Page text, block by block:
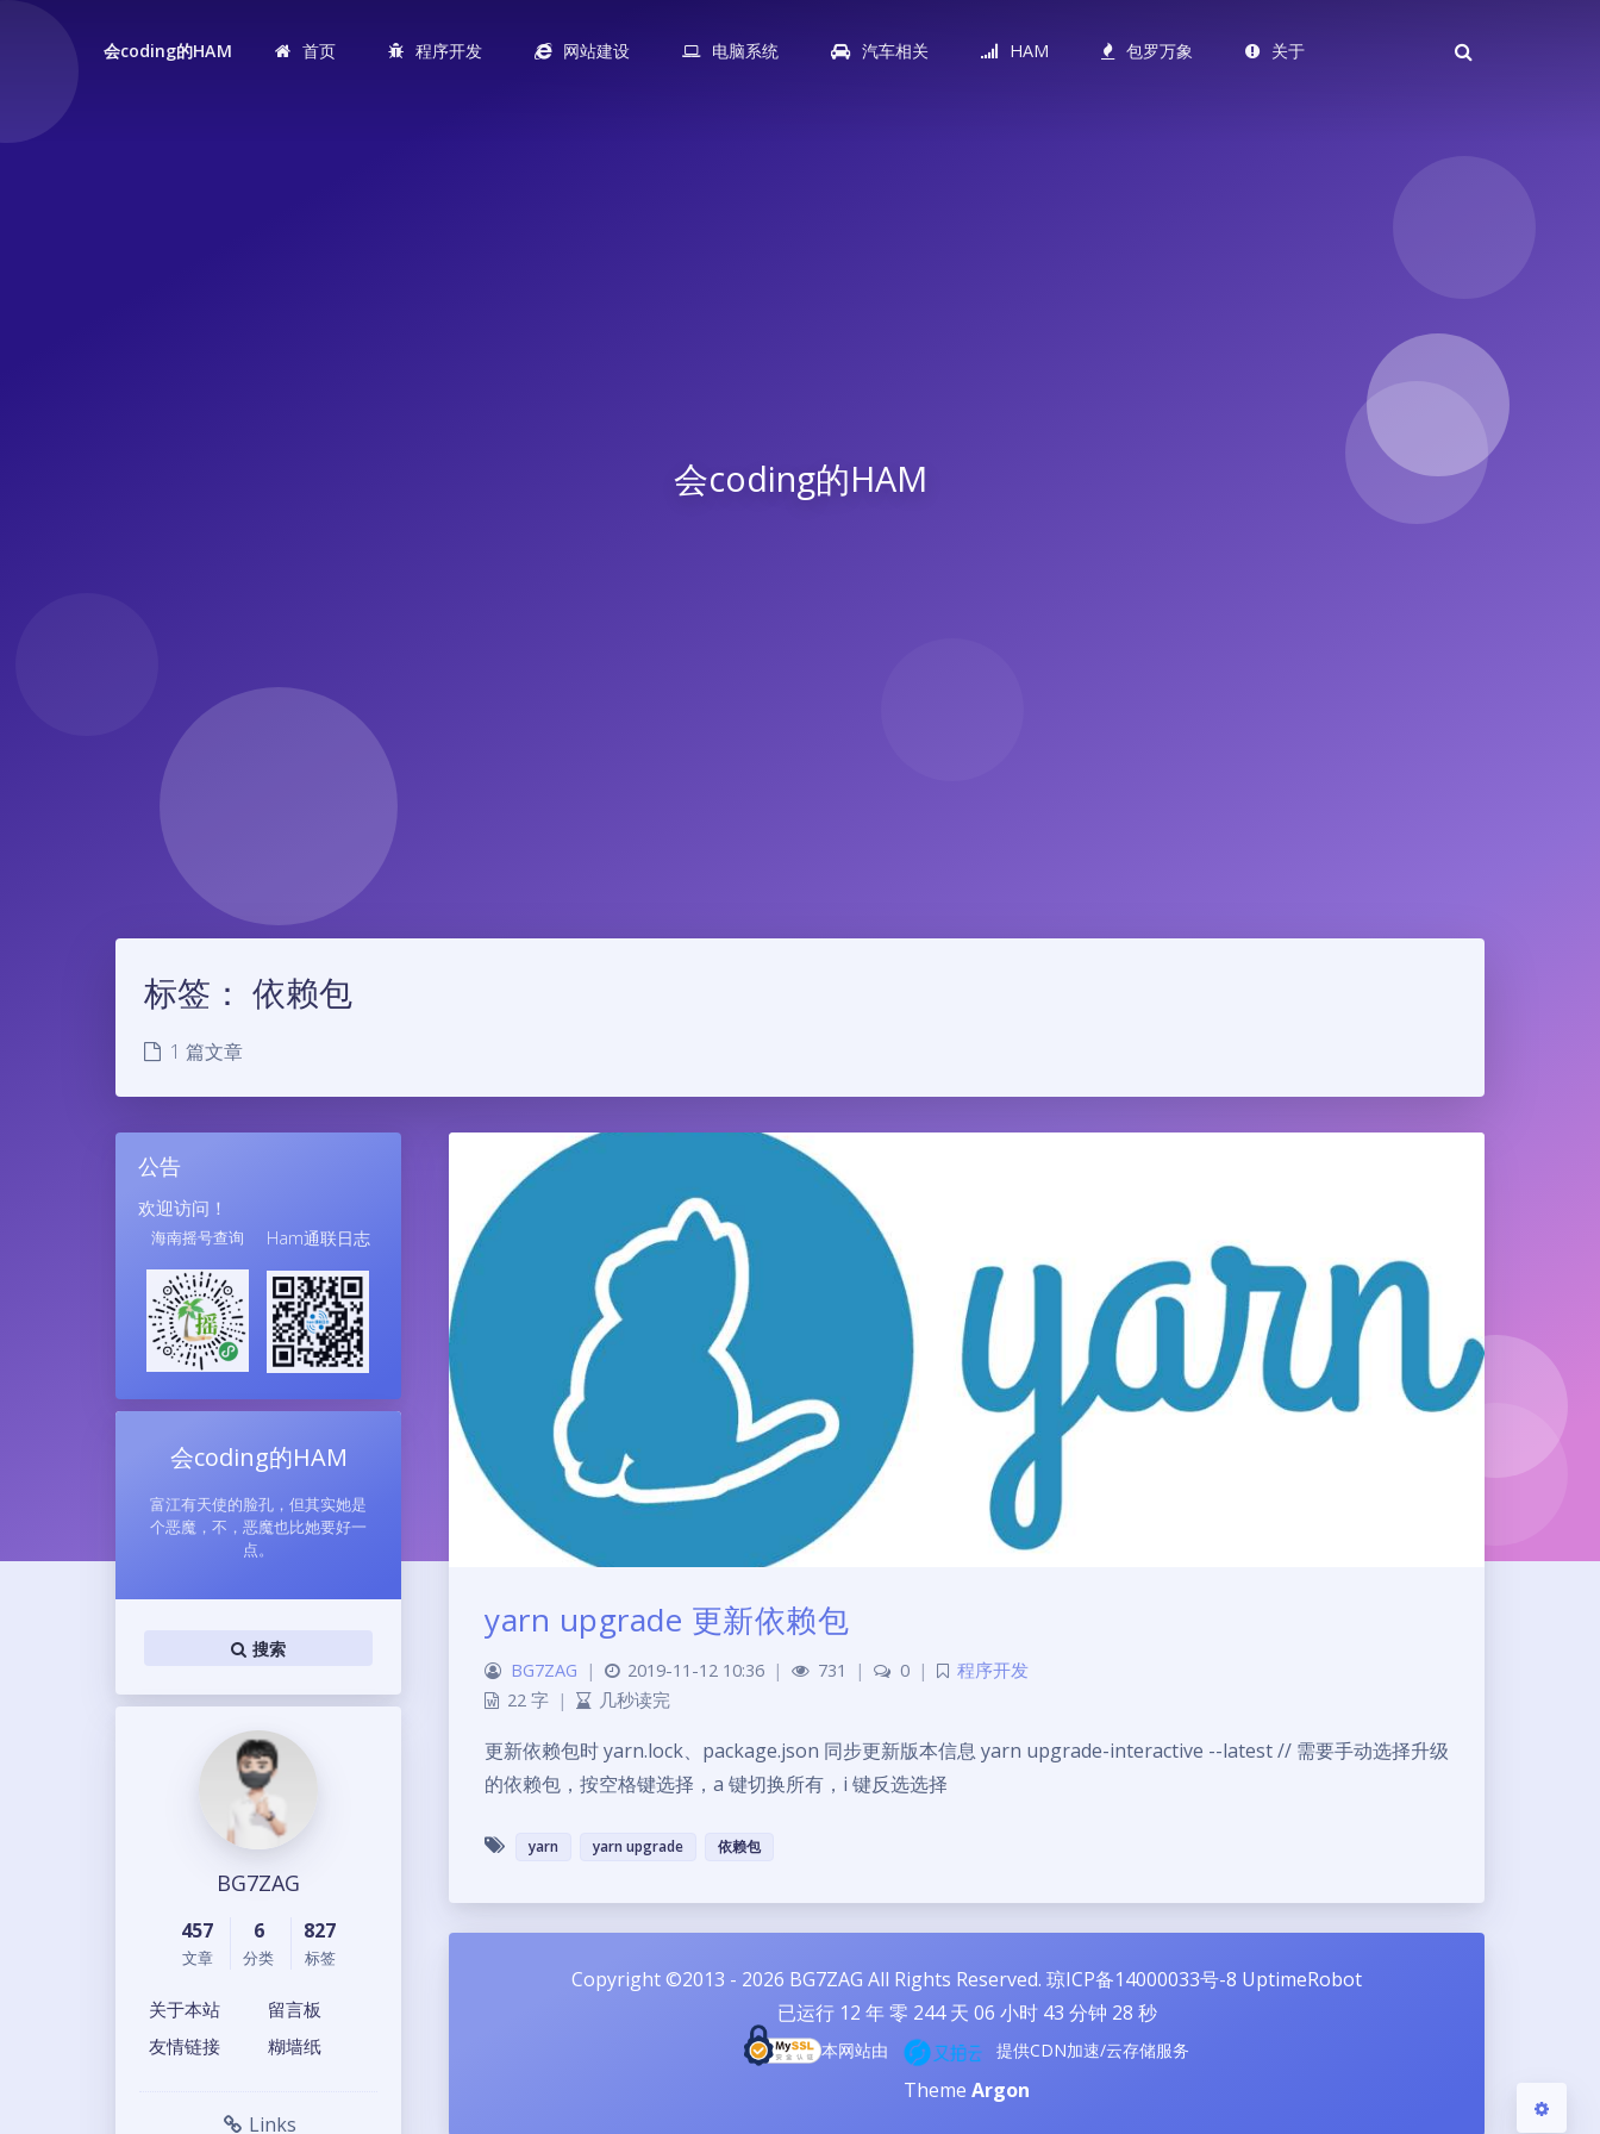
会coding的HAM 首页 程序开发 网站建设 电脑系统 汽车相关 HAM 包罗万象 关于
会coding的HAM
标签： 依赖包
1 篇文章
公告
欢迎访问！
海南摇号查询 Ham通联日志
会coding的HAM
富江有天使的脸孔，但其实她是
个恶魔，不，恶魔也比她要好一
点。
搜索
BG7ZAG
457
文章
6
分类
827
标签
关于本站
留言板
友情链接
糊墙纸
Links
yarn upgrade 更新依赖包
BG7ZAG | 2019-11-12 10:36 | 731 | 0 |
程序开发
22 字 | 几秒读完
更新依赖包时 yarn.lock、package.json 同步更新版本信息 yarn upgrade-interactive --latest // 需要手动选择升级
的依赖包，按空格键选择，a 键切换所有，i 键反选选择
yarn yarn upgrade 依赖包
Copyright ©2013 - 2026 BG7ZAG All Rights Reserved. 琼ICP备14000033号-8 UptimeRobot
已运行 12 年 零 244天 06 小时 43 分钟 29 秒
本网站由 提供CDN加速/云存储服务
Theme Argon